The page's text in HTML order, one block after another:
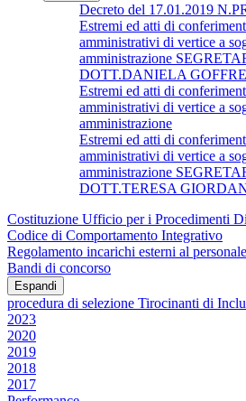
Decreto del 17.01.2019
Estremi ed atti di
amministrativi di vertice a
amministrazione
DOTT.DANIELA
Estremi ed atti di
amministrativi di vertice a
amministrazione
Estremi ed atti di
amministrativi di vertice a
amministrazione
DOTT.TERESA
Costituzione Ufficio per i Procedimenti
Codice di Comportamento Integrativo
Regolamento incarichi esterni al
Bandi di concorso
Espandi
procedura di selezione Tirocinanti di
2023
2020
2019
2018
2017